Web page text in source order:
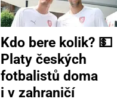
Kdo bere kolik? 💵
Platy českých
fotbalistů doma
i v zahraničí